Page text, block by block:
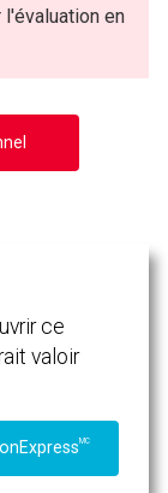
en
ce
valoir
MC